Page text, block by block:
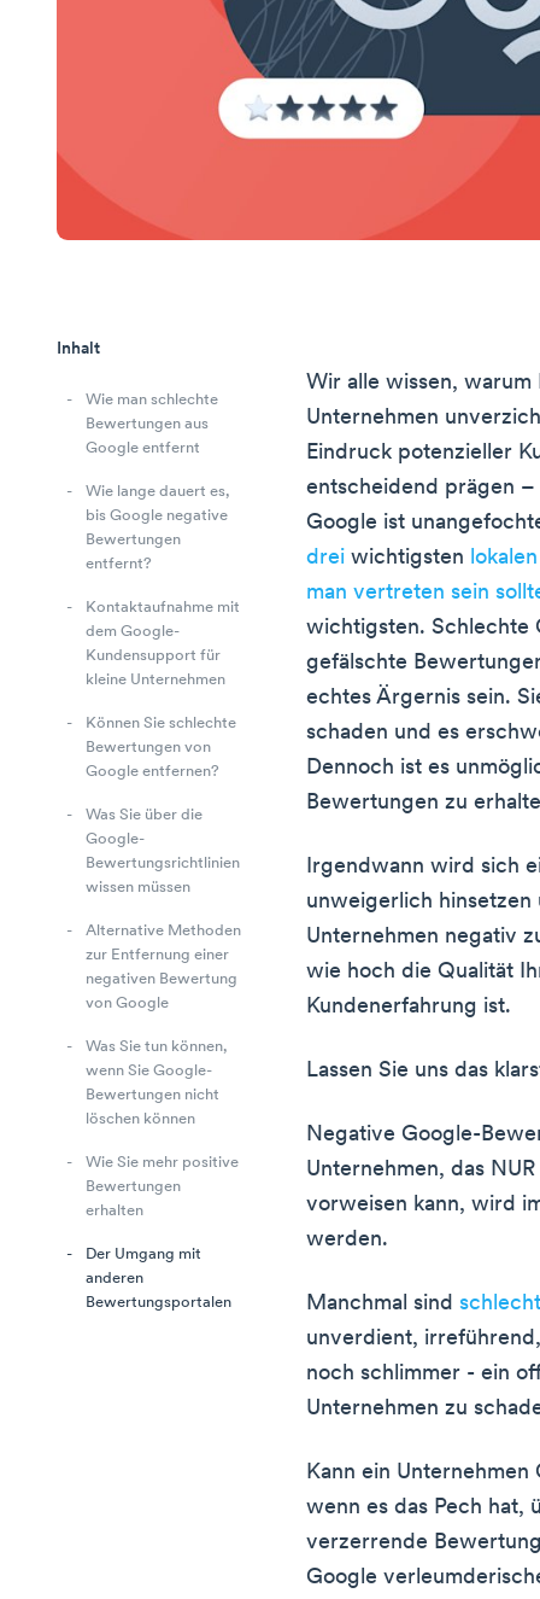
Inhalt
Wie man schlechte
Bewertungen aus
Google entfernt
Wie lange dauert es,
bis Google negative
Bewertungen
entfernt?
Kontaktaufnahme mit
dem Google-
Kundensupport für
kleine Unternehmen
Können Sie schlechte
Bewertungen von
Google entfernen?
Was Sie über die
Google-
Bewertungsrichtlinien
wissen müssen
Alternative Methoden
zur Entfernung einer
negativen Bewertung
von Google
Was Sie tun können,
wenn Sie Google-
Bewertungen nicht
löschen können
Wie Sie mehr positive
Bewertungen
erhalten
Der Umgang mit
anderen
Bewertungsportalen
Wir alle wissen,
Unternehmen
Eindruck potenzieller
entscheidend prägen
Google ist
drei wichtigsten
man vertreten sein
wichtigsten. Schlechte
gefälschte
echtes Ärgernis sein.
schaden und es
Dennoch ist es
Bewertungen zu
Irgendwann wird sich
unweigerlich hinsetzen
Unternehmen negativ
wie hoch die Qualität
Kundenerfahrung ist.
Lassen Sie uns das
Negative Google-
Unternehmen, das
vorweisen kann, wird
werden.
Manchmal sind
unverdient,
noch schlimmer - ein
Unternehmen zu
Kann ein
wenn es das Pech hat,
verzerrende
Google